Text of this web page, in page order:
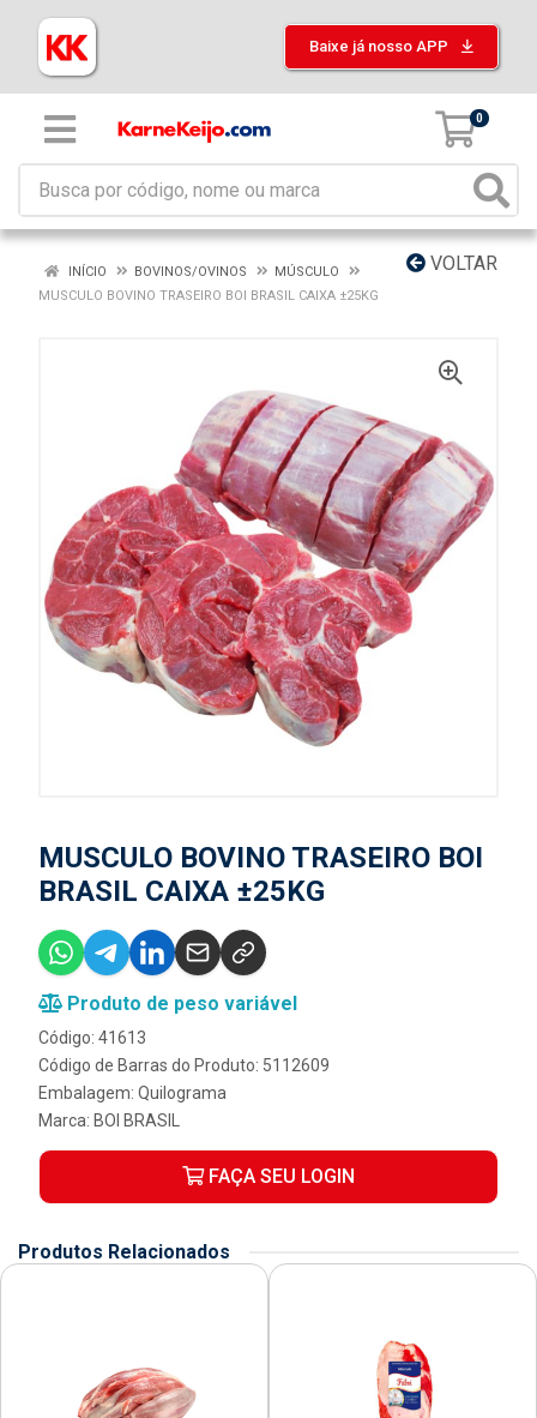
Baixe já nosso APP
0
VOLTAR
INÍCIO BOVINOS/OVINOS
MÚSCULO
MUSCULO BOVINO TRASEIRO BOI BRASIL CAIXA ±25KG
MUSCULO BOVINO TRASEIRO BOI
BRASIL CAIXA ±25KG
Produto de peso variável
Código: 41613
Código de Barras do Produto: 5112609
Embalagem: Quilograma
Marca: BOI BRASIL
FAÇA SEU LOGIN
Produtos Relacionados